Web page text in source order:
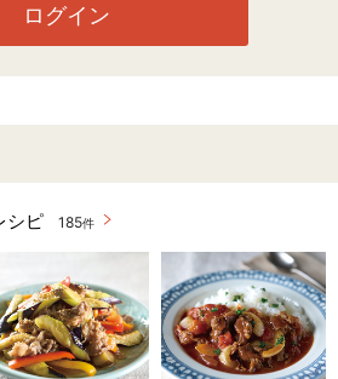
ログイン
シピ 185件